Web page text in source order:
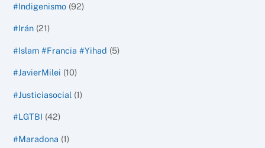
#Indigenismo (92)
#Irán (21)
#Islam #Francia #Yihad (5)
#JavierMilei (10)
#Justiciasocial (1)
#LGTBI (42)
#Maradona (1)